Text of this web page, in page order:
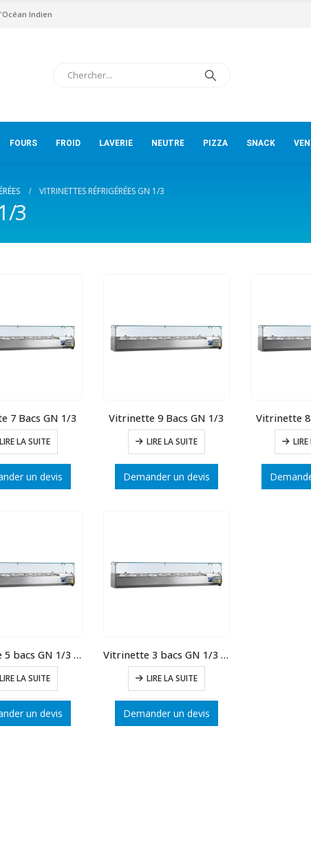
Indien
FOURS FROID LAVERIE NEUTRE PIZZA SNACK
VITRINETTES RÉFRIGÉRÉES GN 1/3
3
7 Bacs GN 1/3
LIRE LA SUITE
un devis
Vitrinette 9 Bacs GN 1/3
LIRE LA SUITE
Demander un devis
Vitrinette 8
Vitrinette 5 bacs GN 1/3 + 1 bac GN 1/2
LIRE LA SUITE
un devis
Vitrinette 3 bacs GN 1/3 + 1 bac GN 1/2
LIRE LA SUITE
Demander un devis